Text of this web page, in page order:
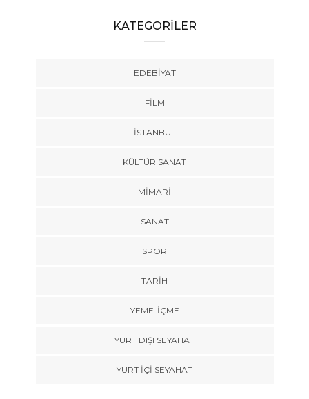
KATEGORİLER
EDEBIYAT
FILM
İSTANBUL
KÜLTÜR SANAT
MIMARI
SANAT
SPOR
TARİH
YEME-İÇME
YURT DIŞI SEYAHAT
YURT İÇİ SEYAHAT